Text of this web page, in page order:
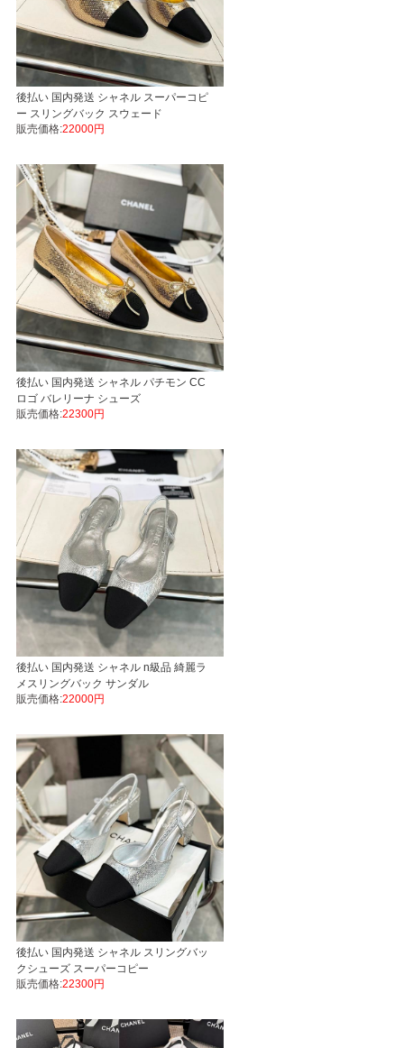
後払い 国内発送 シャネル スーパーコピ
ー スリングバック スウェード
販売価格:22000円
後払い 国内発送 シャネル パチモン CC
ロゴ バレリーナ シューズ
販売価格:22300円
後払い 国内発送 シャネル n級品 綺麗ラ
メスリングバック サンダル
販売価格:22000円
後払い 国内発送 シャネル スリングバッ
クシューズ スーパーコピー
販売価格:22300円